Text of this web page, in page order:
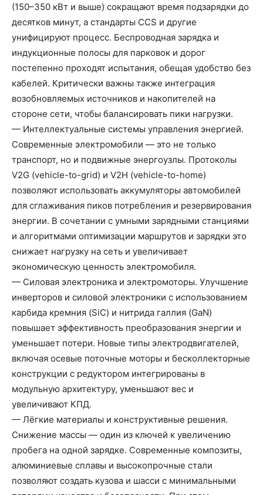
(150–350 кВт и выше) сокращают время подзарядки до
десятков минут, а стандарты CCS и другие
унифицируют процесс. Беспроводная зарядка и
индукционные полосы для парковок и дорог
постепенно проходят испытания, обещая удобство без
кабелей. Критически важны также интеграция
возобновляемых источников и накопителей на
стороне сети, чтобы балансировать пики нагрузки.
— Интеллектуальные системы управления энергией.
Современные электромобили — это не только
транспорт, но и подвижные энергоузлы. Протоколы
V2G (vehicle-to-grid) и V2H (vehicle-to-home)
позволяют использовать аккумуляторы автомобилей
для сглаживания пиков потребления и резервирования
энергии. В сочетании с умными зарядными станциями
и алгоритмами оптимизации маршрутов и зарядки это
снижает нагрузку на сеть и увеличивает
экономическую ценность электромобиля.
— Силовая электроника и электромоторы. Улучшение
инверторов и силовой электроники с использованием
карбида кремния (SiC) и нитрида галлия (GaN)
повышает эффективность преобразования энергии и
уменьшает потери. Новые типы электродвигателей,
включая осевые поточные моторы и бесколлекторные
конструкции с редуктором интегрированы в
модульную архитектуру, уменьшают вес и
увеличивают КПД.
— Лёгкие материалы и конструктивные решения.
Снижение массы — один из ключей к увеличению
пробега на одной зарядке. Современные композиты,
алюминиевые сплавы и высокопрочные стали
позволяют создать кузова и шасси с минимальными